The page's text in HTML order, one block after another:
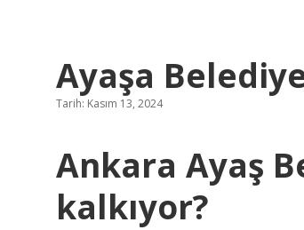
Ayaşa
Tarih: Kasım 13, 2024
Ankara Ayaş
kalkıyor?